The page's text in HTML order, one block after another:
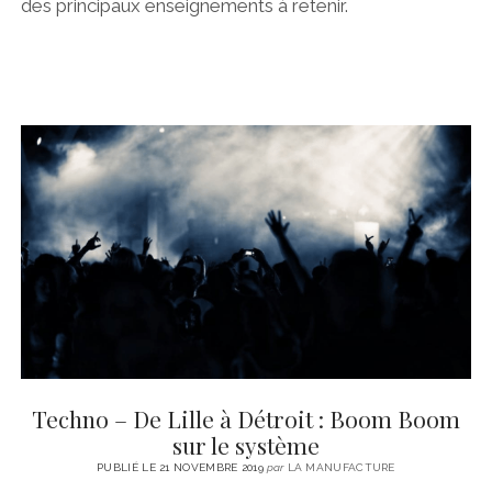
des principaux enseignements à retenir.
Techno – De Lille à Détroit : Boom Boom
sur le système
PUBLIÉ LE 21 NOVEMBRE 2019parLA MANUFACTURE